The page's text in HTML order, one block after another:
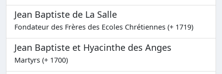
Jean Baptiste de La Salle
Fondateur des Frères des Ecoles Chrétiennes (+ 1719)
Jean Baptiste et Hyacinthe des Anges
Martyrs (+ 1700)